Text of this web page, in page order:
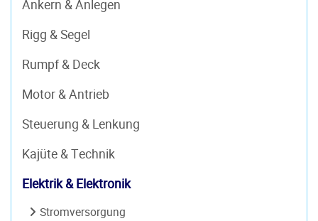
Ankern & Anlegen
Rigg & Segel
Rumpf & Deck
Motor & Antrieb
Steuerung & Lenkung
Kajüte & Technik
Elektrik & Elektronik
Stromversorgung